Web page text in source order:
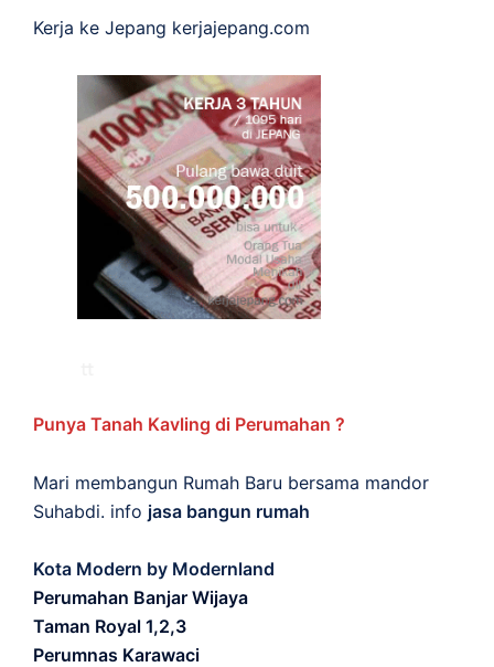
Kerja ke Jepang kerjajepang.com
Punya Tanah Kavling di Perumahan ?
Mari membangun Rumah Baru bersama mandor
Suhabdi. info jasa bangun rumah
Kota Modern by Modernland
Perumahan Banjar Wijaya
Taman Royal 1,2,3
Perumnas Karawaci